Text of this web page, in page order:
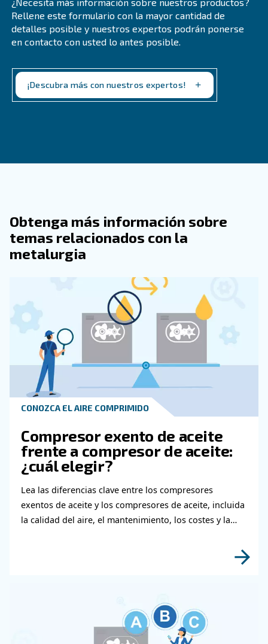
Es importante considerar sus necesidades únicas y lo
sentido para usted. Con una máquina con inyección de
norma ISO 8573-1 Clase 1 es posible gracias al uso de
secadores y otras soluciones de tratamiento del aire.
aceptable para muchos trabajos.
Póngase en contacto con
expertos
¿Necesita más información sobre nuestros
Rellene este formulario con la mayor cantidad
detalles posible y nuestros expertos podrán
en contacto con usted lo antes posible.